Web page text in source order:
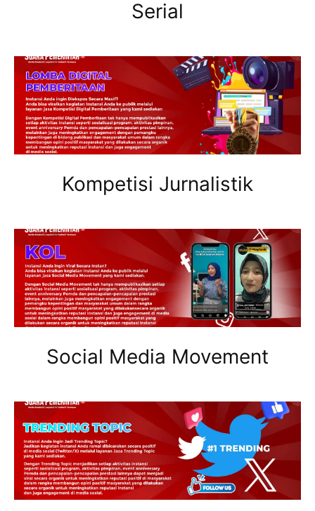
Serial
Kompetisi Jurnalistik
Social Media Movement